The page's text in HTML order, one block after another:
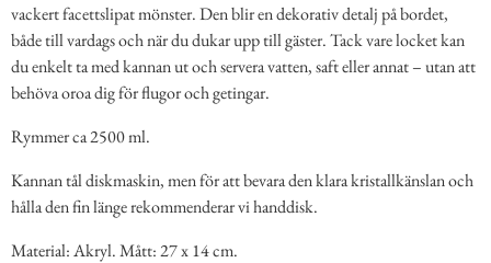
vackert facettslipat mönster. Den blir en dekorativ detalj på bordet,
både till vardags och när du dukar upp till gäster. Tack vare locket kan
du enkelt ta med kannan ut och servera vatten, saft eller annat – utan att
behöva oroa dig för flugor och getingar.
Rymmer ca 2500 ml.
Kannan tål diskmaskin, men för att bevara den klara kristallkänslan och
hålla den fin länge rekommenderar vi handdisk.
Material: Akryl. Mått: 27 x 14 cm.